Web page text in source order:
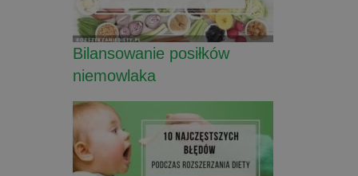
Bilansowanie posiłków
niemowlaka